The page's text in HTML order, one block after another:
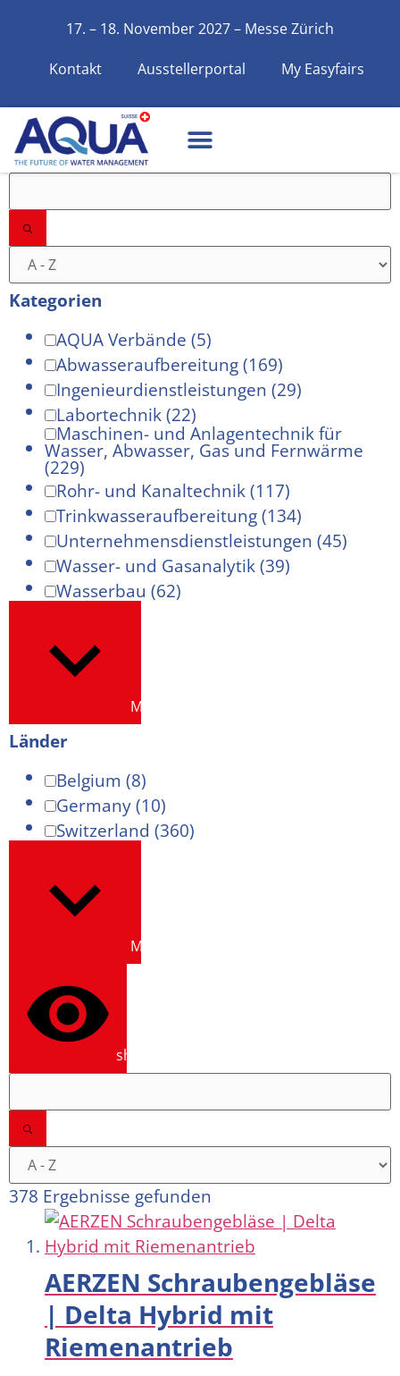
17. – 18. November 2027 – Messe Zürich
Kontakt Ausstellerportal My Easyfairs
Kategorien
AQUA Verbände (5)
Abwasseraufbereitung(169)
Ingenieurdienstleistungen (29)
Labortechnik(22)
Maschinen- und Anlagentechnik für
Wasser, Abwasser, Gas und Fernwärme
(229)
Rohr- und Kanaltechnik(117)
Trinkwasseraufbereitung(134)
Unternehmensdienstleistungen (45)
Wasser- und Gasanalytik(39)
Wasserbau (62)
Mehr anzeigen
Länder
Belgium (8)
Germany(10)
Switzerland (360)
Mehr anzeigen
show results
378 Ergebnisse gefunden
AERZEN Schraubengebläse
| Delta Hybrid mit
Riemenantrieb